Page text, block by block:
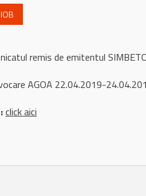
remis de emitentul
AGOA 22.04.2019-
click aici